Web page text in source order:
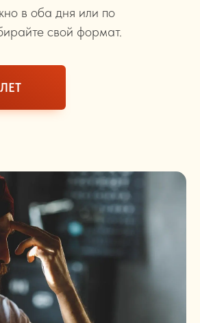
в оба дня или по
свой формат.